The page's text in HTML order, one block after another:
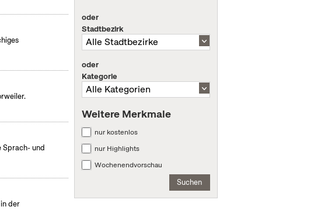
Sprach- und
der
oder
Stadtbezirk
oder
Kategorie
Weitere Merkmale
nur kostenlos
nur Highlights
Wochenendvorschau
Suchen